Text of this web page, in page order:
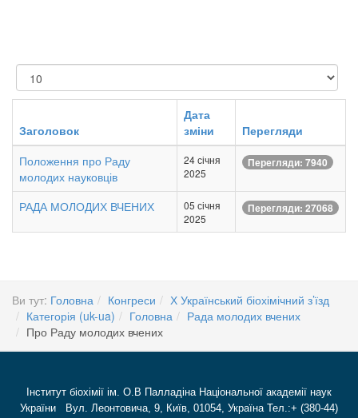
Показувати
Заголовок
Дата
зміни
Перегляди
Положення про Раду
молодих науковців
24 січня
2025
Перегляди: 7940
РАДА МОЛОДИХ ВЧЕНИХ
05 січня
2025
Перегляди: 27068
Ви тут: Головна Конгреси
Х Український біохімічний з’їзд
Категорія (uk-ua)
Головна
Рада молодих вчених
Про Раду молодих вчених
Інститут біохімії ім. О.В Палладіна Національної академії наук
України Вул. Леонтовича, 9, Київ, 01054, Україна Тел.:+ (380-44)